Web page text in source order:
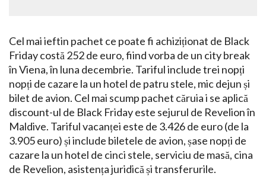
Cel mai ieftin pachet ce poate fi achiziționat de Black
Friday costă 252 de euro, fiind vorba de un city break
în Viena, în luna decembrie. Tariful include trei nopți
nopți de cazare la un hotel de patru stele, mic dejun și
bilet de avion. Cel mai scump pachet căruia i se aplică
discount-ul de Black Friday este sejurul de Revelion în
Maldive. Tariful vacanței este de 3.426 de euro (de la
3.905 euro) și include biletele de avion, șase nopți de
cazare la un hotel de cinci stele, serviciu de masă, cina
de Revelion, asistența juridică și transferurile.